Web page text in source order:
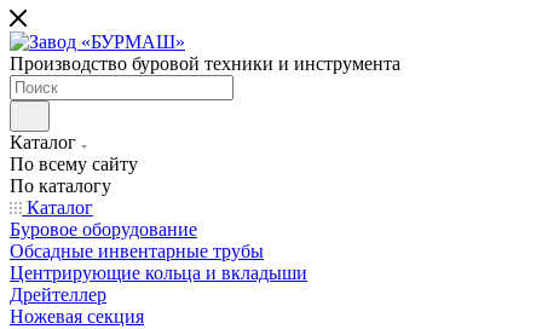
Производство буровой техники и инструмента
Каталог
По всему сайту
По каталогу
Каталог
Буровое оборудование
Обсадные инвентарные трубы
Центрирующие кольца и вкладыши
Дрейтеллер
Ножевая секция